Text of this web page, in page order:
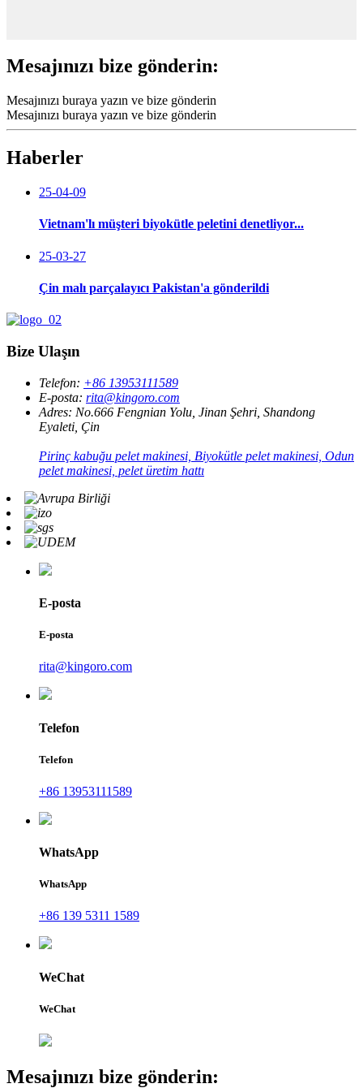
Mesajınızı bize gönderin:
Mesajınızı buraya yazın ve bize gönderin
Mesajınızı buraya yazın ve bize gönderin
Haberler
25-04-09
Vietnam'lı müşteri biyokütle peletini denetliyor...
25-03-27
Çin malı parçalayıcı Pakistan'a gönderildi
Bize Ulaşın
Telefon: +86 13953111589
E-posta: rita@kingoro.com
Adres: No.666 Fengnian Yolu, Jinan Şehri, Shandong
Eyaleti, Çin
Pirinç kabuğu pelet makinesi, Biyokütle pelet makinesi, Odun
pelet makinesi, pelet üretim hattı
E-posta
E-posta
rita@kingoro.com
Telefon
Telefon
+86 13953111589
WhatsApp
WhatsApp
+86 139 5311 1589
WeChat
WeChat
Mesajınızı bize gönderin: